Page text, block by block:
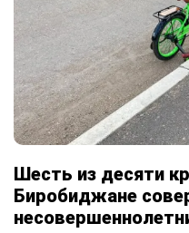
Шесть из десяти
Биробиджане